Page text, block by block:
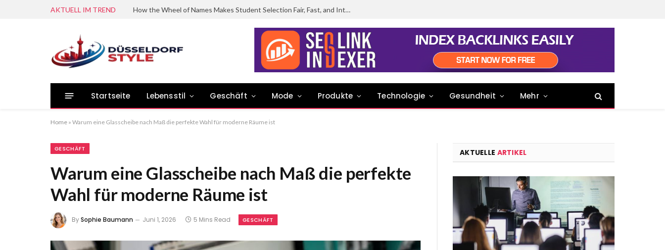
AKTUELL IM TREND How the Wheel of Names Makes Student Selection Fair, Fast, and Interactive
Startseite Lebensstil Geschäft Mode Produkte Technologie Gesundheit Mehr
Home » Warum eine Glasscheibe nach Maß die perfekte Wahl für moderne Räume ist
GESCHÄFT
Warum eine Glasscheibe nach Maß die perfekte
Wahl für moderne Räume ist
BySophie Baumann Juni 1, 2026 5 Mins Read GESCHÄFT
AKTUELLE ARTIKEL